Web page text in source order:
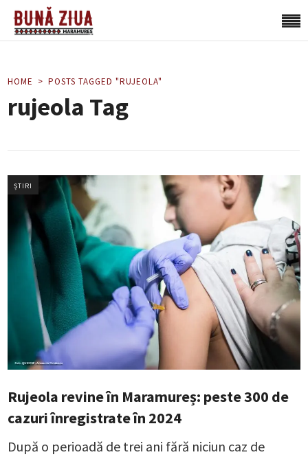
HOME POSTS TAGGED "RUJEOLA"
rujeola Tag
ȘTIRI
Rujeola revine în Maramureș: peste 300 de
cazuri înregistrate în 2024
După o perioadă de trei ani fără niciun caz de